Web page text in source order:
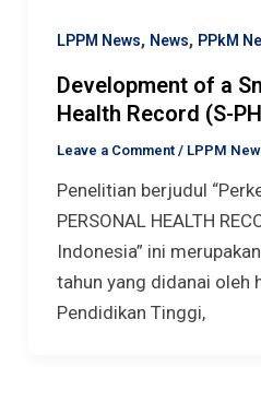
LPPM News, News, PPkM
Development of a
Health Record (S-
Leave a Comment / LPPM
Penelitian berjudul
PERSONAL HEALTH
Indonesia” ini
tahun yang didanai oleh
Pendidikan Tinggi,